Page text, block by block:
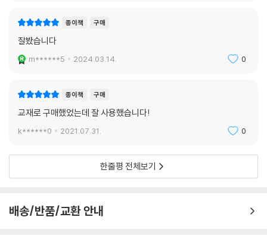
종이책 구매
잘봤습니다
m******5 2024.03.14. 0
종이책 구매
교재로 구매했었는데 잘 사용했습니다!
k******0 2021.07.31. 0
한줄평 전체보기
배송/반품/교환 안내